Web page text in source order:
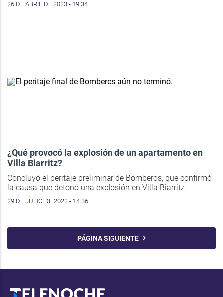
26 DE ABRIL DE 2023 - 19:34
¿Qué provocó la explosión de un apartamento en
Villa Biarritz?
Concluyó el peritaje preliminar de Bomberos, que confirmó
la causa que detonó una explosión en Villa Biarritz.
29 DE JULIO DE 2022 - 14:36
PÁGINA SIGUIENTE